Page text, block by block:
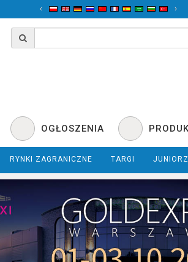
‹ ›
OGŁOSZENIA
RYNKI ZAGRANICZNE TARGI